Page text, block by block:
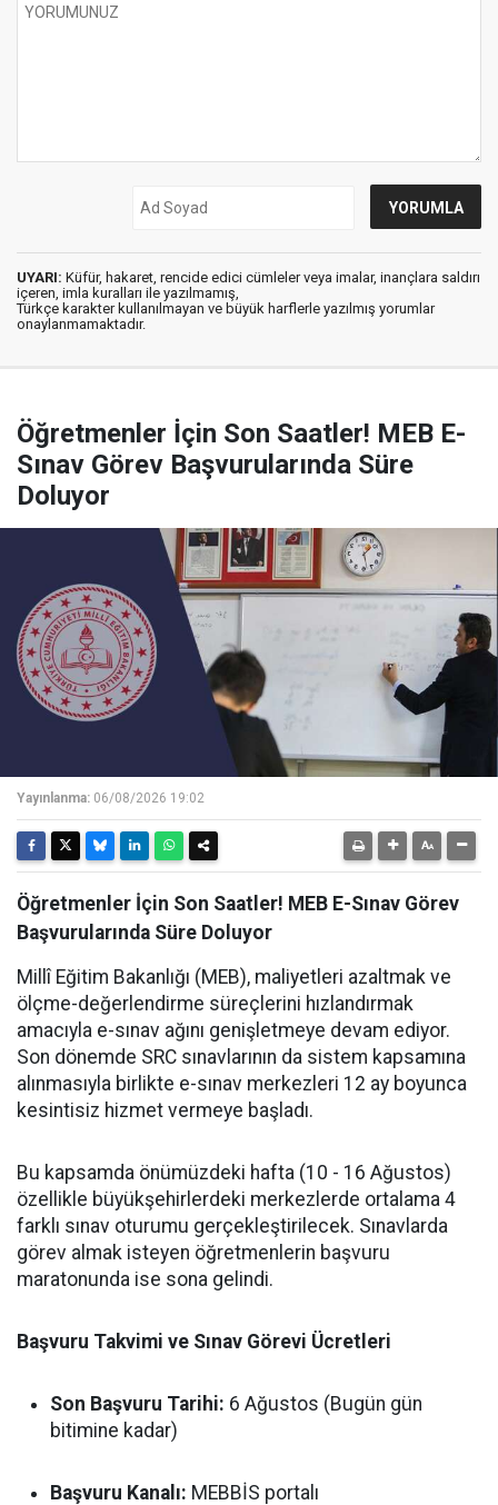
UYARI: Küfür, hakaret, rencide edici cümleler veya imalar, inançlara saldırı
içeren, imla kuralları ile yazılmamış,
Türkçe karakter kullanılmayan ve büyük harflerle yazılmış yorumlar
onaylanmamaktadır.
Öğretmenler İçin Son Saatler! MEB E-
Sınav Görev Başvurularında Süre
Doluyor
Yayınlanma: 06/08/2026 19:02
Öğretmenler İçin Son Saatler! MEB E-Sınav Görev
Başvurularında Süre Doluyor
Millî Eğitim Bakanlığı (MEB), maliyetleri azaltmak ve
ölçme-değerlendirme süreçlerini hızlandırmak
amacıyla e-sınav ağını genişletmeye devam ediyor.
Son dönemde SRC sınavlarının da sistem kapsamına
alınmasıyla birlikte e-sınav merkezleri 12 ay boyunca
kesintisiz hizmet vermeye başladı.
Bu kapsamda önümüzdeki hafta (10 - 16 Ağustos)
özellikle büyükşehirlerdeki merkezlerde ortalama 4
farklı sınav oturumu gerçekleştirilecek. Sınavlarda
görev almak isteyen öğretmenlerin başvuru
maratonunda ise sona gelindi.
Başvuru Takvimi ve Sınav Görevi Ücretleri
Son Başvuru Tarihi: 6 Ağustos (Bugün gün
bitimine kadar)
Başvuru Kanalı: MEBBİS portalı